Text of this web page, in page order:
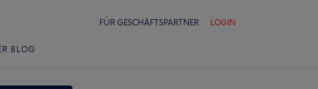
FÜR GESCHÄFTSPARTNER LOGIN
BLOG